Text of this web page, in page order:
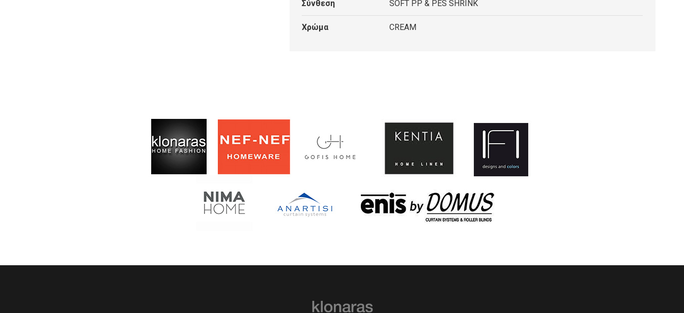
Σύνθεση SOFT PP & PES SHRINK
Χρώμα CREAM